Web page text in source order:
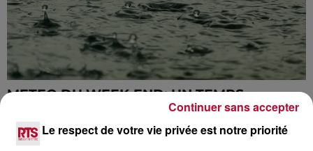
METEO DU WEEK-END: UN TEMPS
MAUSSADE, FRAIS, ET DES PLUIES
PARFOIS...
Le respect de votre vie privée est notre priorité
Continuer sans accepter